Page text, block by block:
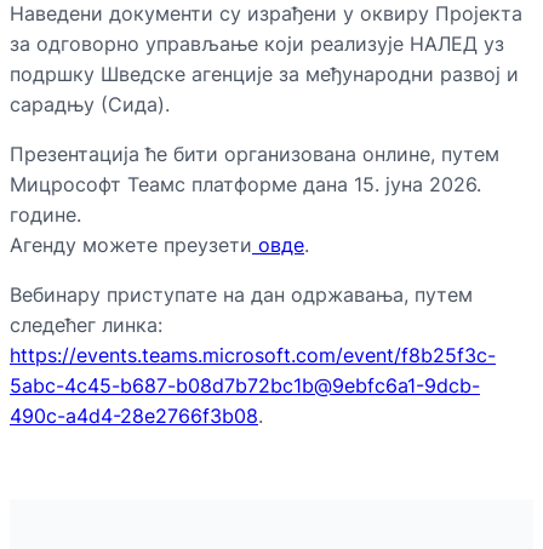
Наведени документи су израђени у оквиру Пројекта
за одговорно управљање који реализује НАЛЕД уз
подршку Шведске агенције за међународни развој и
сарадњу (Сида).
Презентација ће бити организована онлине, путем
Мицрософт Теамс платформе дана 15. јуна 2026.
године.
Агенду можете преузети овде.
Вебинару приступате на дан одржавања, путем
следећег линка:
https://events.teams.microsoft.com/event/f8b25f3c-
5abc-4c45-b687-b08d7b72bc1b@9ebfc6a1-9dcb-
490c-a4d4-28e2766f3b08.